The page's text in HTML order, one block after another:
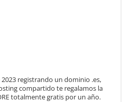
registrando un dominio .es,
compartido te regalamos la
totalmente gratis por un año.